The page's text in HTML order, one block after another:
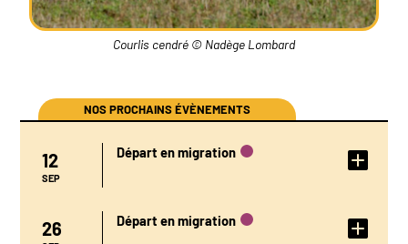
Courlis cendré © Nadège Lombard
NOS PROCHAINS ÉVÈNEMENTS
12
SEP
Départ en migration
DÉTAIL DE
L'ÉVÉNEMENT
26 Départ en migration
DÉTAIL DE
L'ÉVÉNEMENT